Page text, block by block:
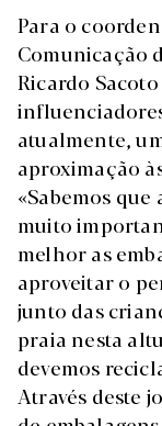
Para o
Comunicação
Ricardo
atualmente,
aproximação
«Sabemos
muito
melhor as
aproveitar o
junto das
praia nesta
devemos
Através deste